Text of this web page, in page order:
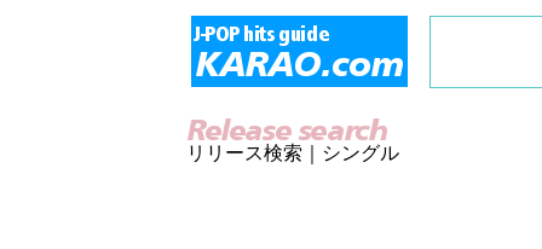
リリース検索｜シングル